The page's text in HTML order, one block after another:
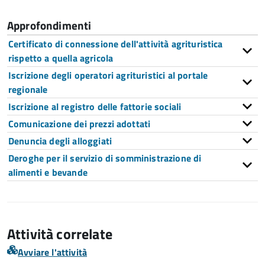
Approfondimenti
Certificato di connessione dell'attività agrituristica
rispetto a quella agricola
Iscrizione degli operatori agrituristici al portale
regionale
Iscrizione al registro delle fattorie sociali
Comunicazione dei prezzi adottati
Denuncia degli alloggiati
Deroghe per il servizio di somministrazione di
alimenti e bevande
Attività correlate
Avviare l'attività